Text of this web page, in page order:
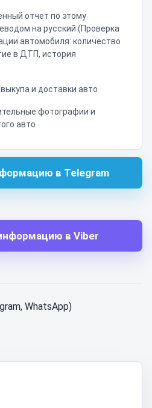
отчет по этому
на русский (Проверка
автомобиля: количество
в ДТП, история
и доставки авто
фотографии и
авто
в Telegram
в Viber
WhatsApp)